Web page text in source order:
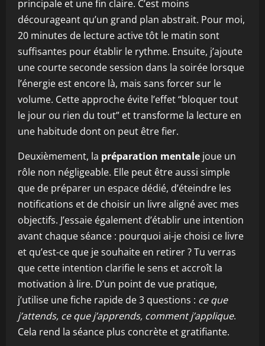
principale et une fin claire. C’est moins
décourageant qu’un grand plan abstrait. Pour moi,
20 minutes de lecture active tôt le matin sont
suffisantes pour établir le rythme. Ensuite, j’ajoute
une courte seconde session dans la soirée lorsque
l’énergie est encore là, mais sans forcer sur le
volume. Cette approche évite l’effet “bloquer tout
le jour ou rien du tout” et transforme la lecture en
une habitude dont on peut être fier.
Deuxièmement, la préparation mentale joue un
rôle non négligeable. Elle peut être aussi simple
que de préparer un espace dédié, d’éteindre les
notifications et de choisir un livre aligné avec mes
objectifs. J’essaie également d’établir une intention
avant chaque séance : pourquoi ai-je choisi ce livre
et qu’est-ce que je souhaite en retirer ? Tu verras
que cette intention clarifie le sens et accroît la
motivation à lire. D’un point de vue pratique,
j’utilise une fiche rapide de 3 questions : ce que
j’attends, ce que j’apprends, comment j’applique.
Cela rend la séance plus concrète et gratifiante.